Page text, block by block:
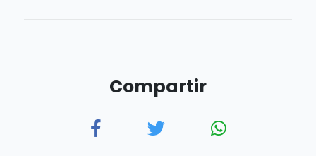
Compartir